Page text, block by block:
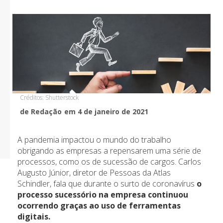
Créditos: Shutterstock
de Redação em 4 de janeiro de 2021
A pandemia impactou o mundo do trabalho
obrigando as empresas a repensarem uma série de
processos, como os de sucessão de cargos. Carlos
Augusto Júnior, diretor de Pessoas da Atlas
Schindler, fala que durante o surto de coronavírus o
processo sucessório na empresa continuou
ocorrendo graças ao uso de ferramentas
digitais.